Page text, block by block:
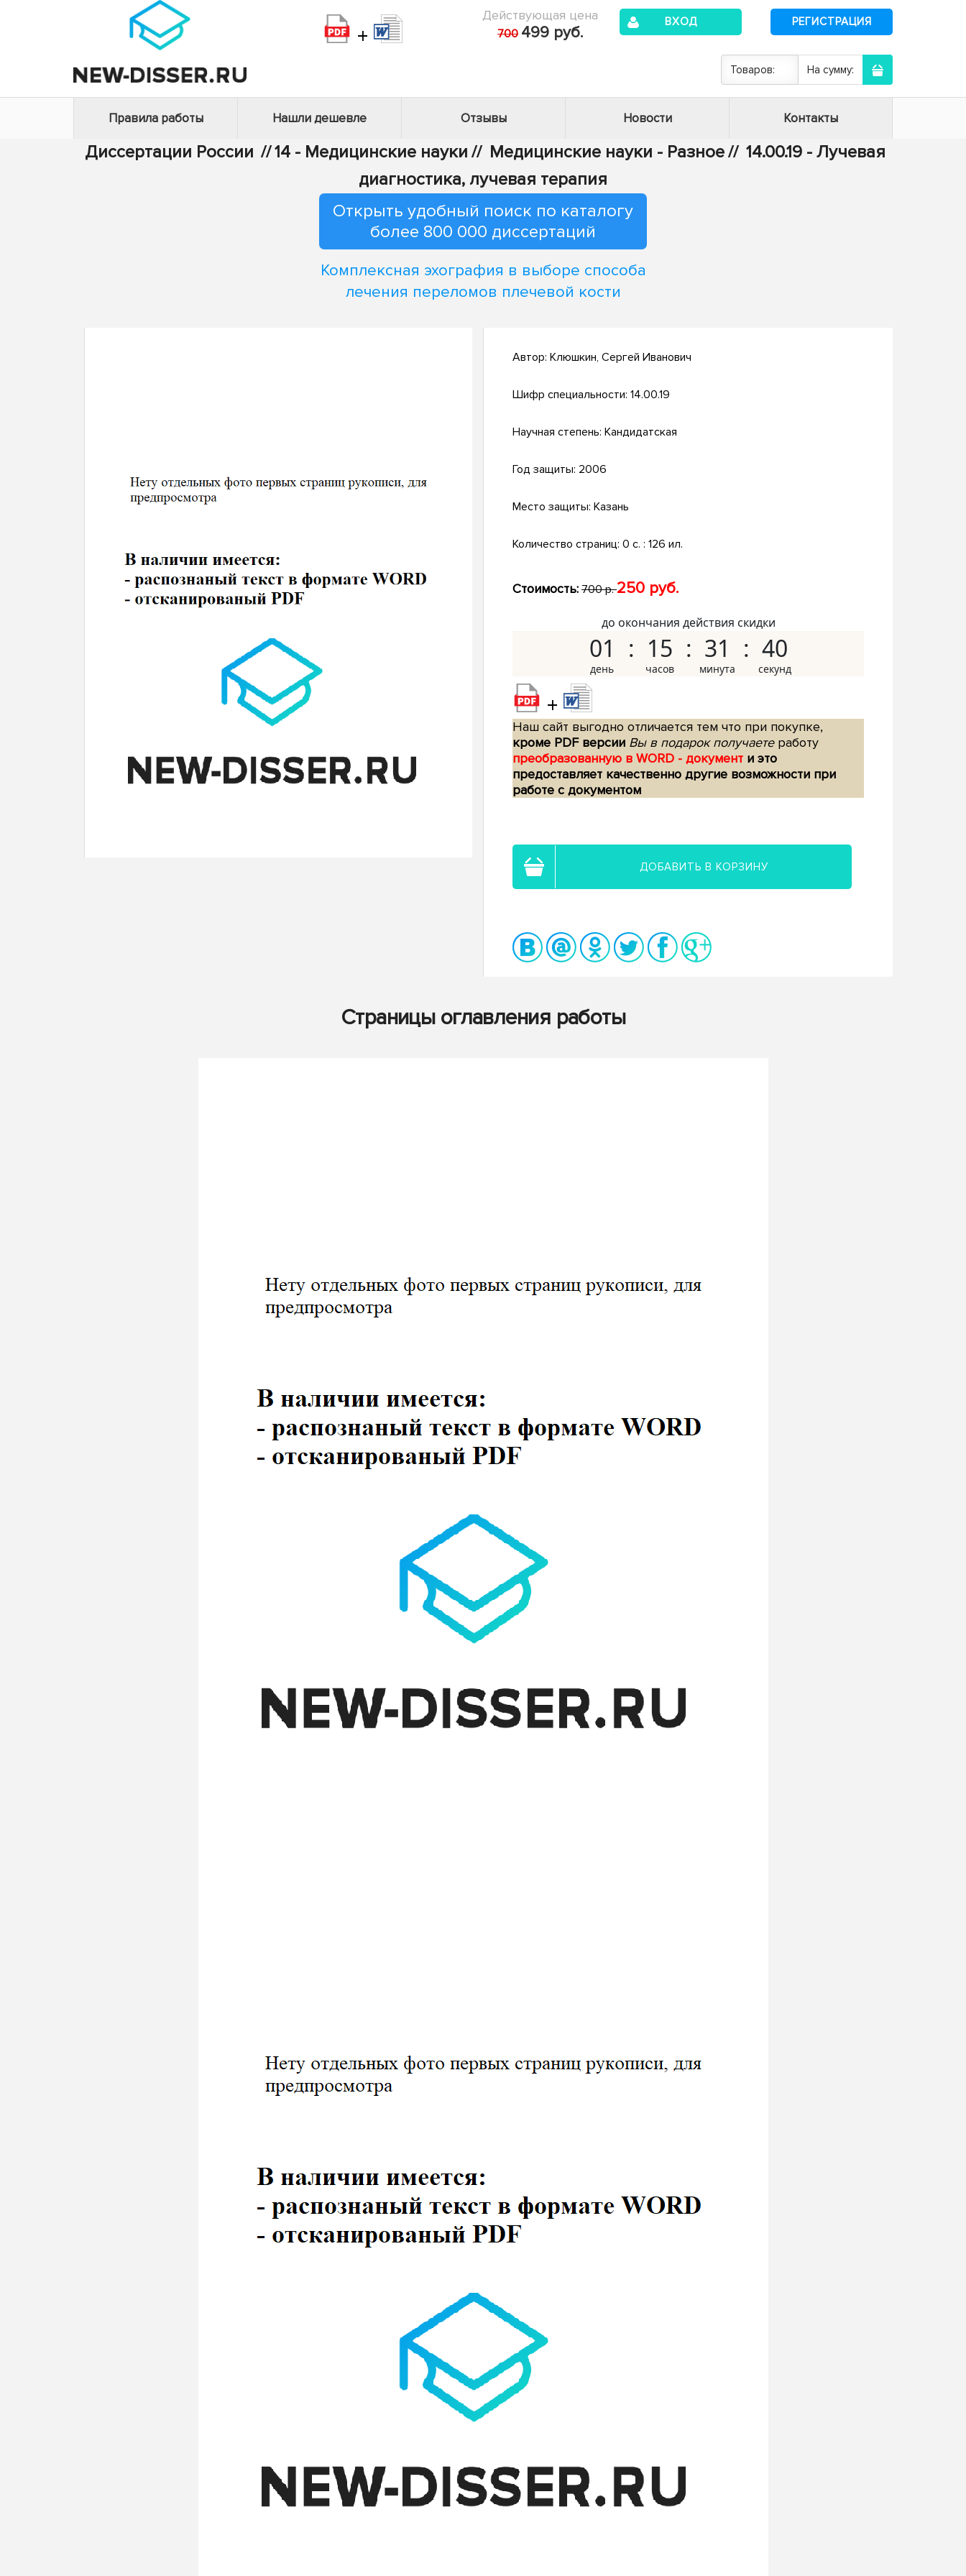
+
Действующая цена
700 499 руб.
ВХОД РЕГИСТРАЦИЯ
Товаров: На сумму:
Правила работы Нашли дешевле Отзывы Новости Контакты
Диссертации России //14 - Медицинские науки // Медицинские науки - Разное// 14.00.19 - Лучевая
диагностика, лучевая терапия
Открыть удобный поиск по каталогу
более 800 000 диссертаций
Комплексная эхография в выборе способа
лечения переломов плечевой кости
Автор: Клюшкин, Сергей Иванович
Шифр специальности: 14.00.19
Научная степень: Кандидатская
Год защиты: 2006
Место защиты: Казань
Количество страниц: 0 с. : 126 ил.
Стоимость: 700 р.250 руб.
до окончания действия скидки
01 15 31 39
+
Наш сайт выгодно отличается тем что при покупке,
кроме PDF версии Вы в подарок получаетеработу
преобразованную в WORD - документ и это
предоставляет качественно другие возможности при
работе с документом
ДОБАВИТЬ В КОРЗИНУ
Страницы оглавления работы